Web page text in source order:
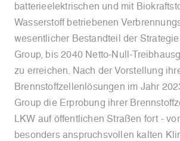
batterieelektrischen und mit
Wasserstoff betriebenen
wesentlicher Bestandteil der
Group, bis 2040 Netto-Null-
zu erreichen. Nach der Vorstellung
Brennstoffzellenlösungen im Jahr
Group die Erprobung ihrer
LKW auf öffentlichen Straßen fort -
besonders anspruchsvollen kalten